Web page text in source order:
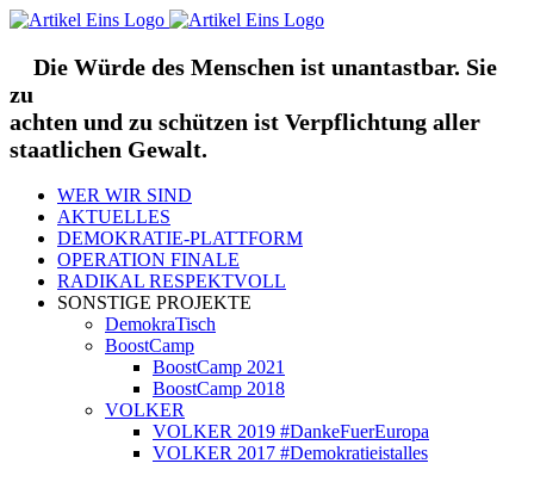
Zum
springen
Die Würde des Menschen ist unantastbar. Sie
zu
achten und zu schützen ist Verpflichtung aller
staatlichen Gewalt.
WER WIR SIND
AKTUELLES
DEMOKRATIE-PLATTFORM
OPERATION FINALE
RADIKAL RESPEKTVOLL
SONSTIGE PROJEKTE
DemokraTisch
BoostCamp
BoostCamp 2021
BoostCamp 2018
VOLKER
VOLKER 2019 #DankeFuerEuropa
VOLKER 2017 #Demokratieistalles